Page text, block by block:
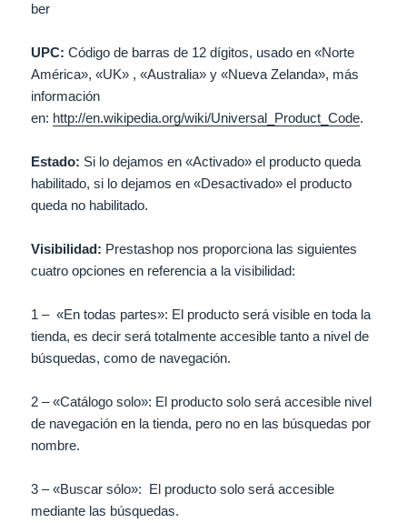
ber
UPC:Código de barras de 12 dígitos, usado en «Norte
América», «UK» , «Australia» y «Nueva Zelanda», más
información
en: http://en.wikipedia.org/wiki/Universal_Product_Code.
Estado: Si lo dejamos en «Activado» el producto queda
habilitado, si lo dejamos en «Desactivado» el producto
queda no habilitado.
Visibilidad: Prestashop nos proporciona las siguientes
cuatro opciones en referencia a la visibilidad:
1 – «En todas partes»: El producto será visible en toda la
tienda, es decir será totalmente accesible tanto a nivel de
búsquedas, como de navegación.
2 – «Catálogo solo»: El producto solo será accesible nivel
de navegación en la tienda, pero no en las búsquedas por
nombre.
3 – «Buscar sólo»: El producto solo será accesible
mediante las búsquedas.